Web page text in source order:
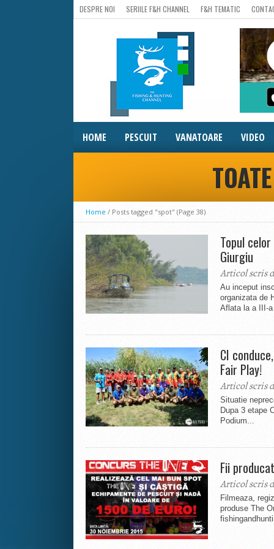
DESPRE NOI SERIILE F&H CHANNEL F&H TEMATIC
HOME PESCUIT VANATOARE VIDEO
Home / Posts tagged "spot" (Page 38)
Topul
Giurgiu
Articol scris
Au inceput
organizata de
Aflata la a III-
CI
Fair Play!
Articol scris
Situatie
Dupa 3 etape
Podium...
Fii
Articol scris
Filmeaza,
produse The